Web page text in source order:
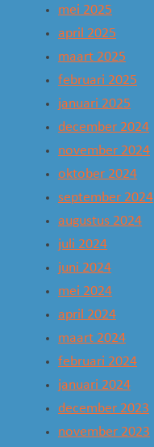
mei 2025
april 2025
maart 2025
februari 2025
januari 2025
december 2024
november 2024
oktober 2024
september 2024
augustus 2024
juli 2024
juni 2024
mei 2024
april 2024
maart 2024
februari 2024
januari 2024
december 2023
november 2023